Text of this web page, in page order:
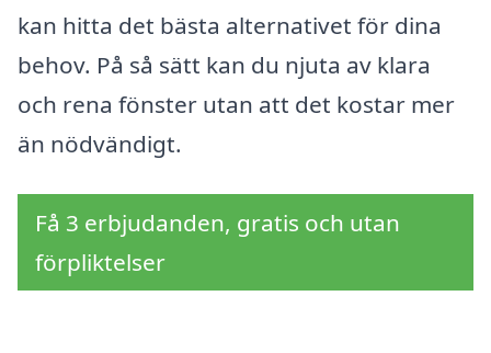
kan hitta det bästa alternativet för dina
behov. På så sätt kan du njuta av klara
och rena fönster utan att det kostar mer
än nödvändigt.
Få 3 erbjudanden, gratis och utan
förpliktelser